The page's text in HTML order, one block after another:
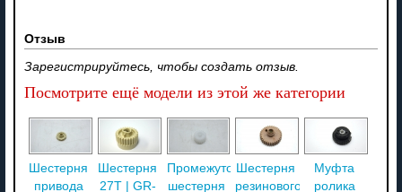
Отзыв
Зарегистрируйтесь, чтобы создать отзыв.
Посмотрите ещё модели из этой же категории
Шестерня
привода
Шестерня
27T | GR-
Промежуточная
шестерня
Шестерня
резинового
Муфта
ролика